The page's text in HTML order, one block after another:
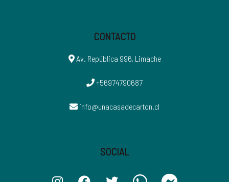
CONTACTO
Av. República 996, Limache
+56974790687
info@unacasadecarton.cl
SOCIAL